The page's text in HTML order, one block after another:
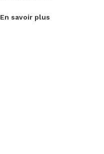
En savoir plus